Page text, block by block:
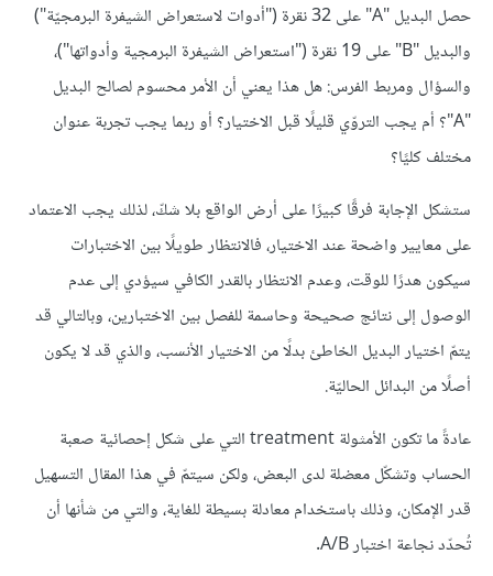
حصل البديل "A" على 32 نقرة ("أدوات لاستعراض الشيفرة البرمجيّة")
والبديل "B" على 19 نقرة ("استعراض الشيفرة البرمجية وأدواتها")،
والسؤال ومربط الفرس: هل هذا يعني أن الأمر محسوم لصالح البديل
"A"؟ أم يجب التروّي قليلًا قبل الاختيار؟ أو ربما يجب تجربة عنوان
مختلف كليًا؟
ستشكل الإجابة فرقًا كبيرًا على أرض الواقع بلا شكّ، لذلك يجب الاعتماد
على معايير واضحة عند الاختيار، فالانتظار طويلًا بين الاختبارات
سيكون هدرًا للوقت، وعدم الانتظار بالقدر الكافي سيؤدي إلى عدم
الوصول إلى نتائج صحيحة وحاسمة للفصل بين الاختبارين، وبالتالي قد
يتمّ اختيار البديل الخاطئ بدلًا من الاختيار الأنسب، والذي قد لا يكون
أصلًا من البدائل الحاليّة.
عادةً ما تكون الأمثولة treatment التي على شكل إحصائية صعبة
الحساب وتشكّل معضلة لدى البعض، ولكن سيتمّ في هذا المقال التسهيل
قدر الإمكان، وذلك باستخدام معادلة بسيطة للغاية، والتي من شأنها أن
تُحدّد نجاعة اختبار A/B.